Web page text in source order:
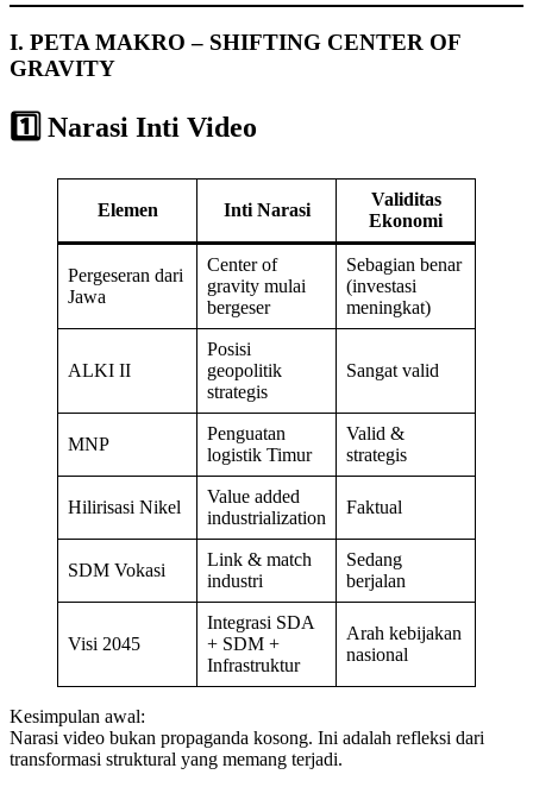
I. PETA MAKRO – SHIFTING CENTER OF
GRAVITY
1️⃣ Narasi Inti Video
Elemen Inti Narasi
Validitas
Ekonomi
Pergeseran dari
Jawa
Center of
gravity mulai
bergeser
Sebagian benar
(investasi
meningkat)
ALKI II
Posisi
geopolitik
strategis
Sangat valid
MNP
Penguatan
logistik Timur
Valid &
strategis
Hilirisasi Nikel
Value added
industrialization
Faktual
SDM Vokasi
Link & match
industri
Sedang
berjalan
Visi 2045
Integrasi SDA
+ SDM +
Infrastruktur
Arah kebijakan
nasional
Kesimpulan awal:
Narasi video bukan propaganda kosong. Ini adalah refleksi dari
transformasi struktural yang memang terjadi.